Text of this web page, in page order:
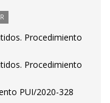
Procedimiento
Procedimiento
PUI/2020-328